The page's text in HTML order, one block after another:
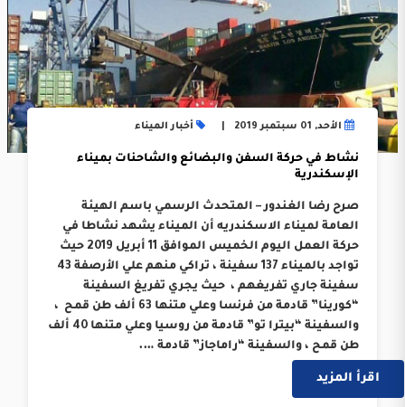
الأحد, 01 سبتمبر 2019 أخبار الميناء
نشاط في حركة السفن والبضائع والشاحنات بميناء
الإسكندرية
صرح رضا الغندور – المتحدث الرسمي باسم الهيئة
العامة لميناء الاسكندريه أن الميناء يشهد نشاطا في
حركة العمل اليوم الخميس الموافق 11 أبريل 2019 حيث
تواجد بالميناء 137 سفينة ، تراكي منهم علي الأرصفة 43
سفينة جاري تفريغهم ، حيث يجري تفريغ السفينة
“كورينا” قادمة من فرنسا وعلي متنها 63 ألف طن قمح ،
والسفينة “بيترا تو” قادمة من روسيا وعلي متنها 40 ألف
طن قمح ، والسفينة “راماجاز” قادمة ….
اقرأ المزيد